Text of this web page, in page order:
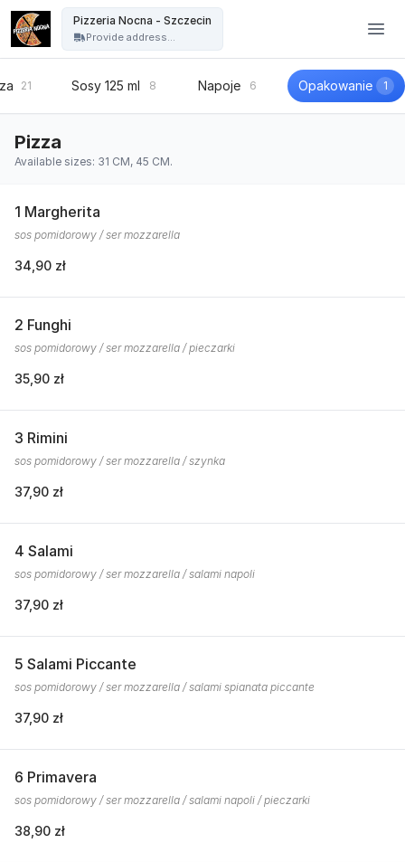
Pizzeria Nocna - Szczecin
Provide address...
21 Sosy 125 ml 8 Napoje 6 Opakowanie 1
Pizza
Available sizes: 31 CM, 45 CM.
1 Margherita
sos pomidorowy / ser mozzarella
34,90 zł
2 Funghi
sos pomidorowy / ser mozzarella / pieczarki
35,90 zł
3 Rimini
sos pomidorowy / ser mozzarella / szynka
37,90 zł
4 Salami
sos pomidorowy / ser mozzarella / salami napoli
37,90 zł
5 Salami Piccante
sos pomidorowy / ser mozzarella / salami spianata piccante
37,90 zł
6 Primavera
sos pomidorowy / ser mozzarella / salami napoli / pieczarki
38,90 zł